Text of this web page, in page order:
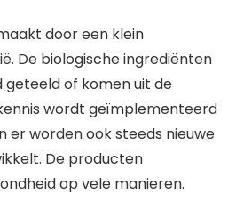
door een klein
De biologische ingrediënten
geteeld of komen uit de
wordt geïmplementeerd
er worden ook steeds nieuwe
De producten
op vele manieren.